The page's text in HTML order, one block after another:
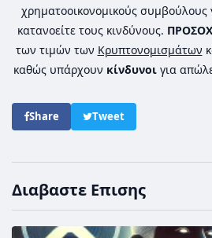
χρηματοοικονομικούς συμβούλους
κατανοείτε τους κινδύνους.
των τιμών των Κρυπτονομισμάτων
καθώς υπάρχουν κίνδυνοιγια
Share Tweet
Διαβαστε Επισης